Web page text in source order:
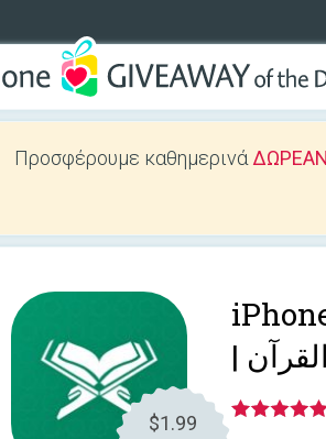
Προσφέρουμε καθημερινά ΔΩΡΕΑΝ
$1.99
| القرآن